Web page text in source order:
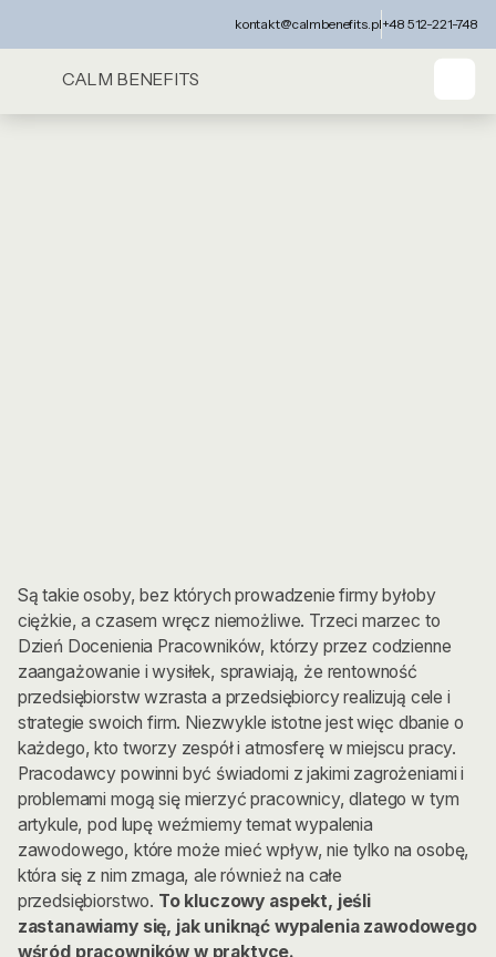
kontakt@calmbenefits.pl+48 512-221-748
CALM BENEFITS
Są takie osoby, bez których prowadzenie firmy byłoby
ciężkie, a czasem wręcz niemożliwe. Trzeci marzec to
Dzień Docenienia Pracowników, którzy przez codzienne
zaangażowanie i wysiłek, sprawiają, że rentowność
przedsiębiorstw wzrasta a przedsiębiorcy realizują cele i
strategie swoich firm. Niezwykle istotne jest więc dbanie o
każdego, kto tworzy zespół i atmosferę w miejscu pracy.
Pracodawcy powinni być świadomi z jakimi zagrożeniami i
problemami mogą się mierzyć pracownicy, dlatego w tym
artykule, pod lupę weźmiemy temat wypalenia
zawodowego, które może mieć wpływ, nie tylko na osobę,
która się z nim zmaga, ale również na całe
przedsiębiorstwo. To kluczowy aspekt, jeśli
zastanawiamy się, jak uniknąć wypalenia zawodowego
wśród pracowników w praktyce.